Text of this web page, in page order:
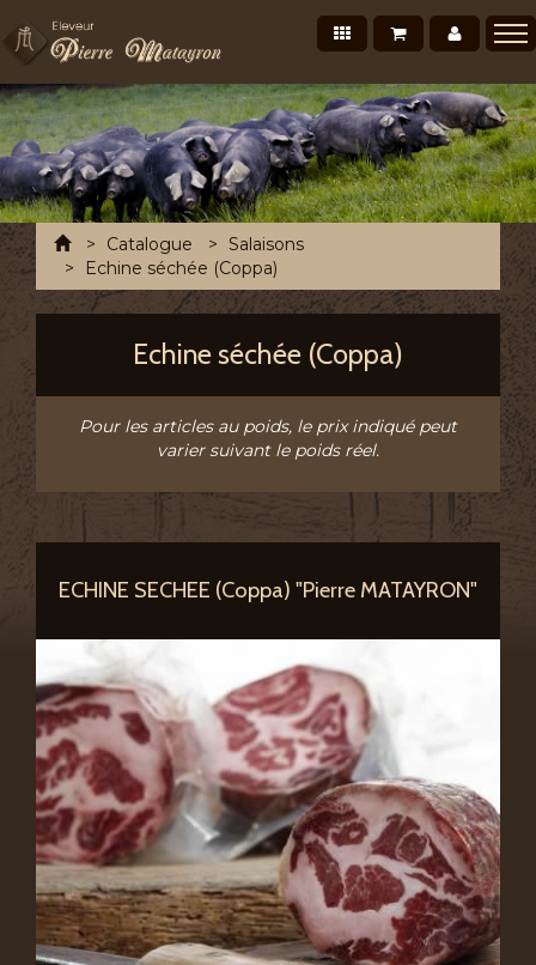
Mon
Mon panier
Nos produits
Présentation
Points de vente Professionnels
Recettes et conseils
Photos/Vidéos
Salons et évènements
Tournée Mensuelle
Chronofresh France
Contact
A découvrir
AccueilCatalogue
Salaisons
Echine séchée (Coppa)
Echine séchée (Coppa)
Pour les articles au poids, le prix indiqué peut
varier suivant le poids réel.
ECHINE SECHEE (Coppa) "Pierre MATAYRON"